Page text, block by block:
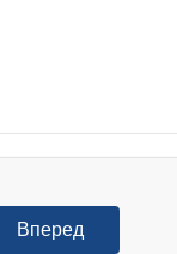
Вперед